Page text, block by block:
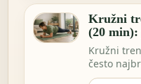
Kružni
(20 min):
Kružni
često
sam